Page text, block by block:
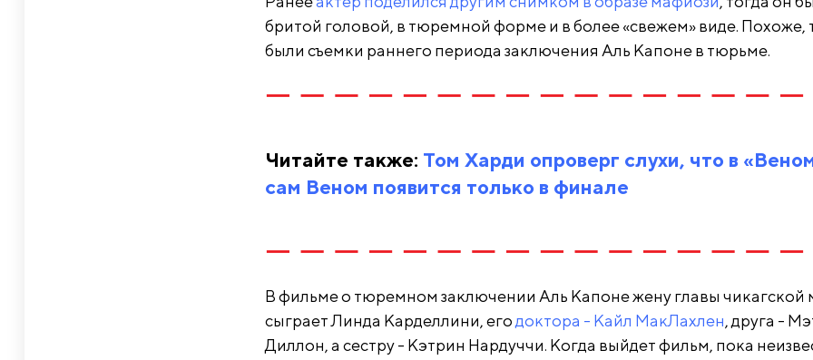
бритой головой, в тюремной форме и в более «свежем» виде. Похоже,
были съемки раннего периода заключения Аль Капоне в тюрьме.
Читайте также: Том Харди опроверг слухи, что в
сам Веном появится только в финале
В фильме о тюремном заключении Аль Капоне жену главы чикагской
сыграет Линда Карделлини, егодоктора - Кайл МакЛахлен, друга -
Диллон, а сестру - Кэтрин Нардуччи. Когда выйдет фильм, пока